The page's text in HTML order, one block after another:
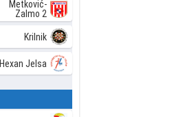
Metković-
Zalmo 2
Krilnik
Hexan Jelsa